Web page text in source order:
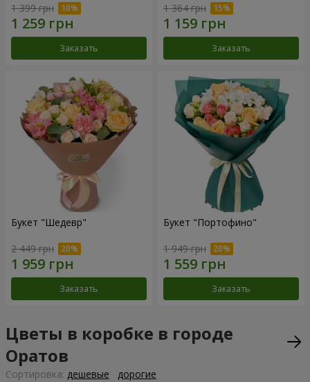
1 399 грн
Заказать
1 364 грн
Заказать
Букет "Шедевр"
2 449 грн
Заказать
Букет "Портофино"
1 949 грн
Заказать
Цветы в коробке в городе
Оратов
Cортировка: дешевые дорогие